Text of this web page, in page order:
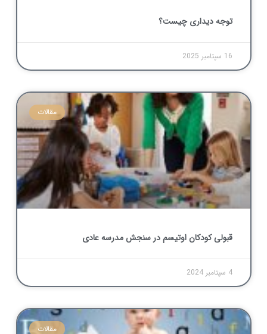
توجه دیداری چیست؟
16 سپتامبر 2025
مقالات
قبولی کودکان اوتیسم در سنجش مدرسه عادی
4 سپتامبر 2024
مقالات